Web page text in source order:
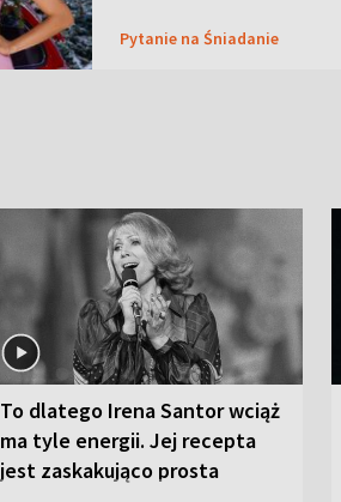
Pytanie na Śniadanie
To dlatego Irena Santor wciąż
ma tyle energii. Jej recepta
jest zaskakująco prosta